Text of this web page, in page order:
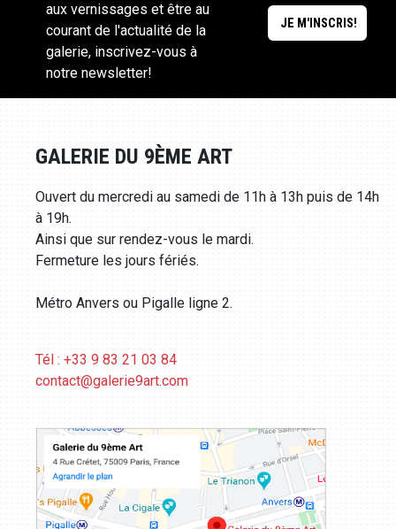
aux vernissages et être au
courant de l'actualité de la
galerie, inscrivez-vous à
notre newsletter!
GALERIE DU 9ÈME ART
Ouvert du mercredi au samedi de 11h à 13h puis de 14h
à 19h.
Ainsi que sur rendez-vous le mardi.
Fermeture les jours fériés.
Métro Anvers ou Pigalle ligne 2.
Tél : +33 9 83 21 03 84
contact@galerie9art.com